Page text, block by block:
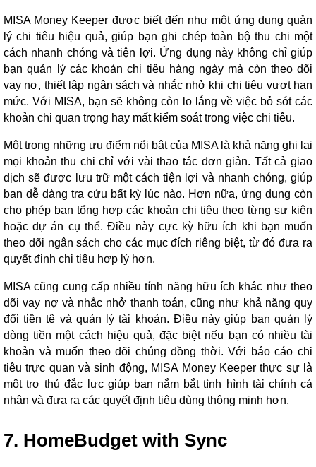
MISA Money Keeper được biết đến như một ứng dụng quản
lý chi tiêu hiệu quả, giúp bạn ghi chép toàn bộ thu chi một
cách nhanh chóng và tiện lợi. Ứng dụng này không chỉ giúp
bạn quản lý các khoản chi tiêu hàng ngày mà còn theo dõi
vay nợ, thiết lập ngân sách và nhắc nhở khi chi tiêu vượt hạn
mức. Với MISA, bạn sẽ không còn lo lắng về việc bỏ sót các
khoản chi quan trọng hay mất kiểm soát trong việc chi tiêu.
Một trong những ưu điểm nổi bật của MISA là khả năng ghi lại
mọi khoản thu chi chỉ với vài thao tác đơn giản. Tất cả giao
dịch sẽ được lưu trữ một cách tiện lợi và nhanh chóng, giúp
bạn dễ dàng tra cứu bất kỳ lúc nào. Hơn nữa, ứng dụng còn
cho phép bạn tổng hợp các khoản chi tiêu theo từng sự kiện
hoặc dự án cụ thể. Điều này cực kỳ hữu ích khi bạn muốn
theo dõi ngân sách cho các mục đích riêng biệt, từ đó đưa ra
quyết định chi tiêu hợp lý hơn.
MISA cũng cung cấp nhiều tính năng hữu ích khác như theo
dõi vay nợ và nhắc nhở thanh toán, cũng như khả năng quy
đổi tiền tệ và quản lý tài khoản. Điều này giúp bạn quản lý
dòng tiền một cách hiệu quả, đặc biệt nếu bạn có nhiều tài
khoản và muốn theo dõi chúng đồng thời. Với báo cáo chi
tiêu trực quan và sinh động, MISA Money Keeper thực sự là
một trợ thủ đắc lực giúp bạn nắm bắt tình hình tài chính cá
nhân và đưa ra các quyết định tiêu dùng thông minh hơn.
7. HomeBudget with Sync